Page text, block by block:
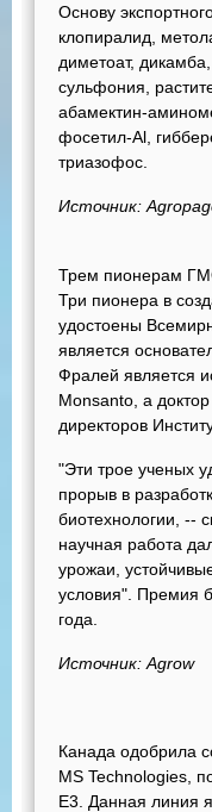
Основу
клопиралид,
диметоат,
сульфония,
абамектин-
фосетил-Al,
триазофос.
Источник:
Трем пионерам
Три пионера в
удостоены
является
Фралей является
Monsanto, а
директоров
"Эти трое ученых
прорыв в
биотехнологии, --
научная работа
урожаи,
условия". Премия
года.
Источник: Agrow
Канада одобрила
MS Technologies,
E3. Данная линия